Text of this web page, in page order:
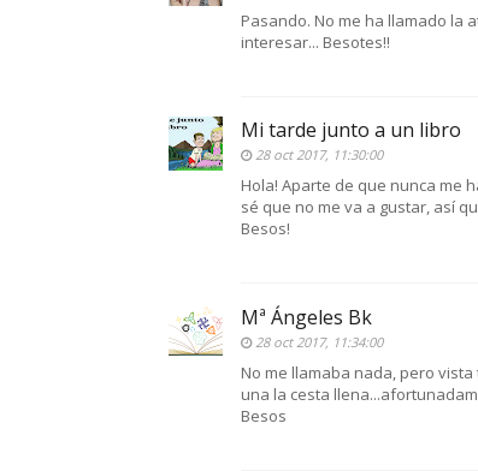
Pasando. No me ha llamado la
interesar... Besotes!!
Mi tarde junto a un libro
28 oct 2017, 11:30:00
Hola! Aparte de que nunca me
sé que no me va a gustar, así
Besos!
Mª Ángeles Bk
28 oct 2017, 11:34:00
No me llamaba nada, pero
una la cesta
Besos